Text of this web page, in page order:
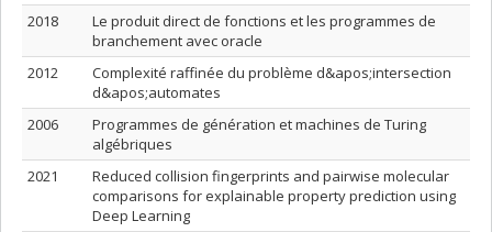
2018
Le produit direct de fonctions et les programmes de
branchement avec oracle
2012
Complexité raffinée du problème d&apos;intersection
d&apos;automates
2006
Programmes de génération et machines de Turing
algébriques
2021
Reduced collision fingerprints and pairwise molecular
comparisons for explainable property prediction using
Deep Learning